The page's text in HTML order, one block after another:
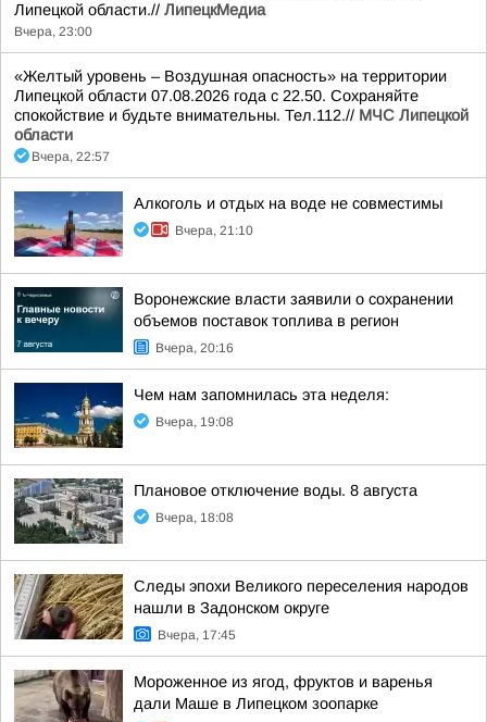
Липецкой области.// ЛипецкМедиа
Вчера, 23:00
«Желтый уровень – Воздушная опасность» на территории
Липецкой области 07.08.2026 года с 22.50. Сохраняйте
спокойствие и будьте внимательны. Тел.112.// МЧС Липецкой
области
Вчера, 22:57
Алкоголь и отдых на воде не совместимы
Вчера, 21:10
Воронежские власти заявили о сохранении
объемов поставок топлива в регион
Вчера, 20:16
Чем нам запомнилась эта неделя:
Вчера, 19:08
Плановое отключение воды. 8 августа
Вчера, 18:08
Следы эпохи Великого переселения народов
нашли в Задонском округе
Вчера, 17:45
Мороженное из ягод, фруктов и варенья
дали Маше в Липецком зоопарке